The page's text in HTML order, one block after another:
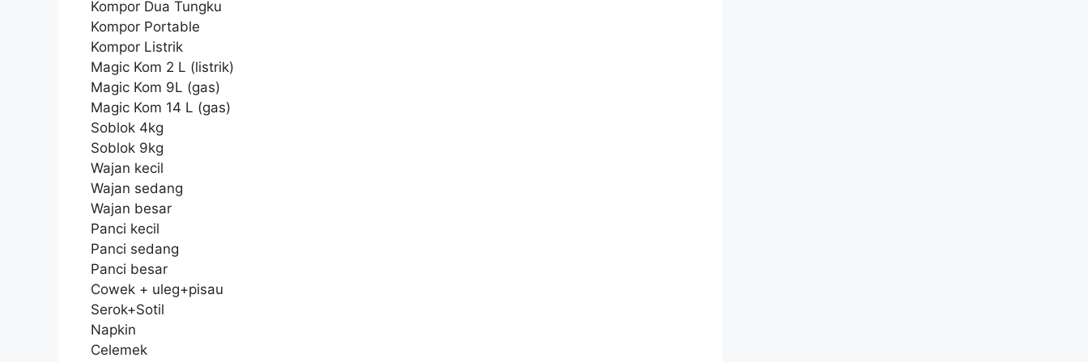
Kompor Dua Tungku
Kompor Portable
Kompor Listrik
Magic Kom 2 L (listrik)
Magic Kom 9L (gas)
Magic Kom 14 L (gas)
Soblok 4kg
Soblok 9kg
Wajan kecil
Wajan sedang
Wajan besar
Panci kecil
Panci sedang
Panci besar
Cowek + uleg+pisau
Serok+Sotil
Napkin
Celemek